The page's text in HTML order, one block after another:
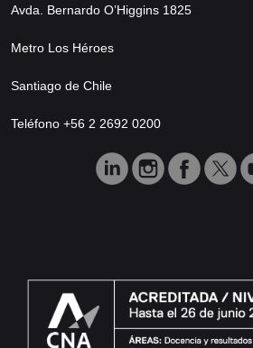
Avda. Bernardo O’Higgins 1825
Metro Los Héroes
Santiago de Chile
Teléfono +56 2 2692 0200